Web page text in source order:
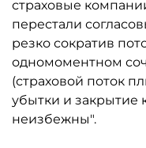
страховые
перестали
резко сократив
одномоментном
(страховой поток
убытки и закрытие
неизбежны".